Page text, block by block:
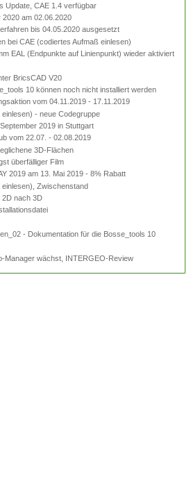
Update, CAE 1.4 verfügbar
am 02.06.2020
bis 04.05.2020 ausgesetzt
bei CAE (codiertes Aufmaß einlesen)
EAL (Endpunkte auf Linienpunkt) wieder aktiviert
BricsCAD V20
10 können noch nicht installiert werden
vom 04.11.2019 - 17.11.2019
- neue Codegruppe
2019 in Stuttgart
vom 22.07. - 02.08.2019
3D-Flächen
überfälliger Film
2019 am 13. Mai 2019 - 8% Rabatt
Zwischenstand
2D nach 3D
- Dokumentation für die Bosse_tools 10
Manager wächst, INTERGEO-Review